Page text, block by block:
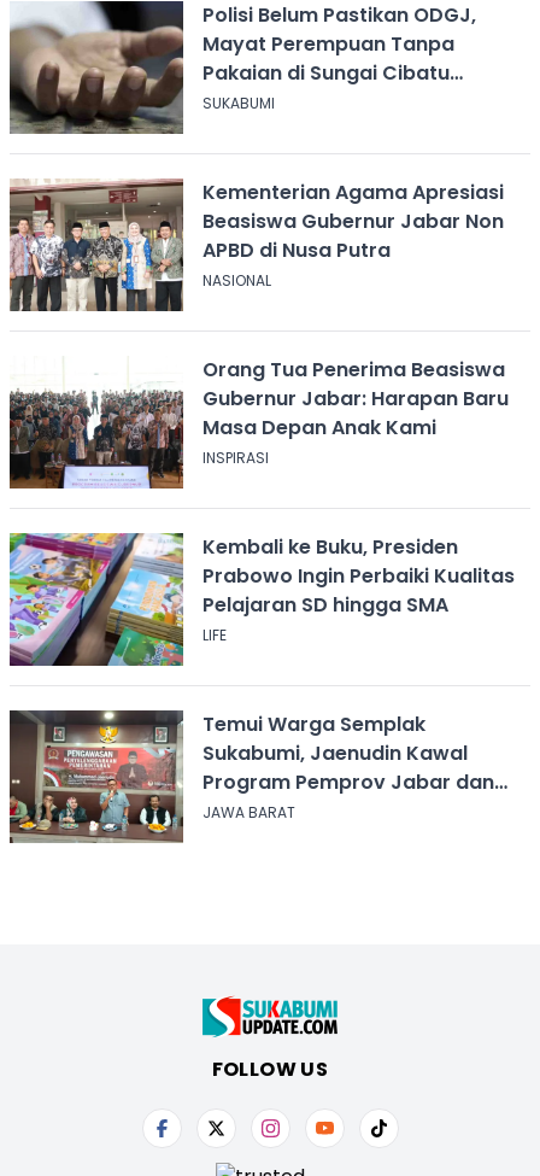
Polisi Belum Pastikan ODGJ,
Mayat Perempuan Tanpa
Pakaian di Sungai Cibatu
Cikembar
SUKABUMI
Kementerian Agama Apresiasi
Beasiswa Gubernur Jabar Non
APBD di Nusa Putra
NASIONAL
Orang Tua Penerima Beasiswa
Gubernur Jabar: Harapan Baru
Masa Depan Anak Kami
INSPIRASI
Kembali ke Buku, Presiden
Prabowo Ingin Perbaiki Kualitas
Pelajaran SD hingga SMA
LIFE
Temui Warga Semplak
Sukabumi, Jaenudin Kawal
Program Pemprov Jabar dan
Serap Aspirasi
JAWA BARAT
FOLLOW US